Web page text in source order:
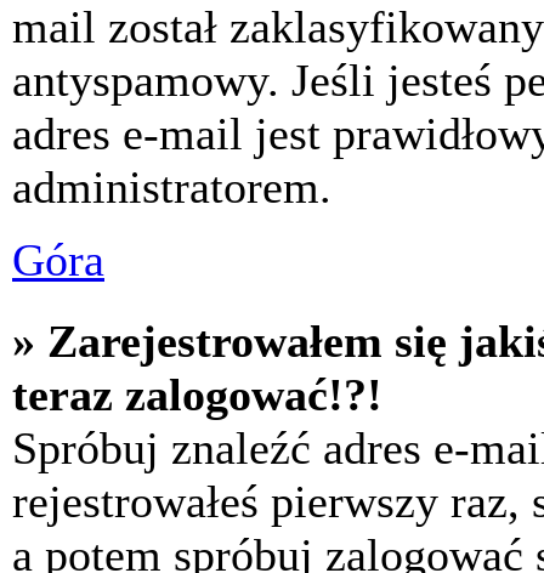
mail został
antyspamowy. Jeśli jesteś
adres e-mail jest
administratorem.
Góra
» Zarejestrowałem się
teraz zalogować!?!
Spróbuj znaleźć adres e-
rejestrowałeś pierwszy
a potem spróbuj